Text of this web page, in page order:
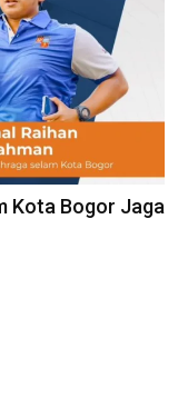
Kota Bogor Jaga